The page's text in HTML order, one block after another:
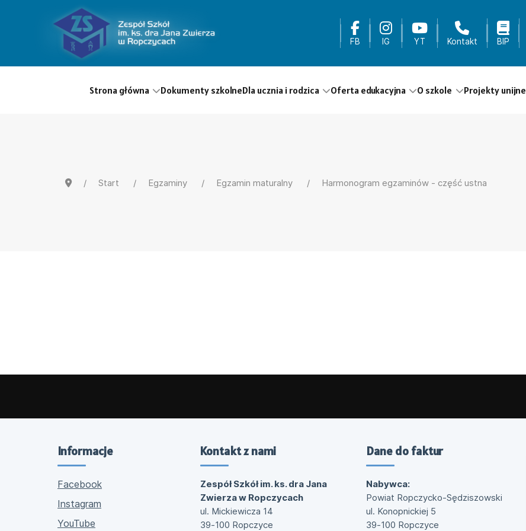
FB IG YT Kontakt BIP
Strona główna Dokumenty szkolneDla ucznia i rodzica Oferta edukacyjna O szkole Projekty unijne
Start Egzaminy Egzamin maturalny Harmonogram egzaminów - część ustna
Informacje
Facebook
Instagram
YouTube
Kontakt z nami
Zespół Szkół im. ks. dra Jana
Zwierza w Ropczycach
ul. Mickiewicza 14
39-100 Ropczyce
Dane do faktur
Nabywca:
Powiat Ropczycko-Sędziszowski
ul. Konopnickiej 5
39-100 Ropczyce